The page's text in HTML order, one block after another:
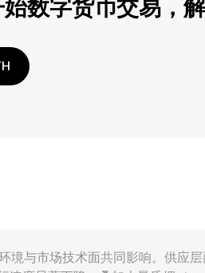
数字货币交易，
境与市场技术面共同影响。供应